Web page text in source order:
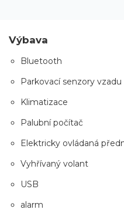
Výbava
Bluetooth
Parkovací senzory vzadu
Klimatizace
Palubní počítač
Elektricky ovládaná
Vyhřívaný volant
USB
alarm